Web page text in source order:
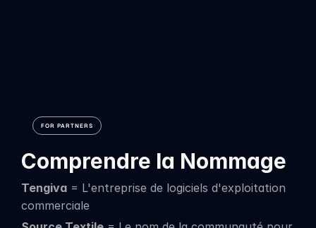
FOR PARTNERS
Comprendre la Nommage
Tengiva = L'entreprise de logiciels d'exploitation
commerciale